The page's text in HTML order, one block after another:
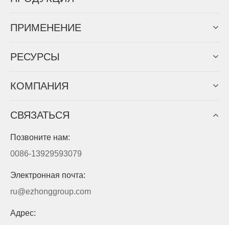
ПРИМЕНЕНИЕ
PЕСУРСЫ
КОМПАНИЯ
СВЯЗАТЬСЯ
Позвоните нам:
0086-13929593079
Электронная почта:
ru@ezhonggroup.com
Адрес: